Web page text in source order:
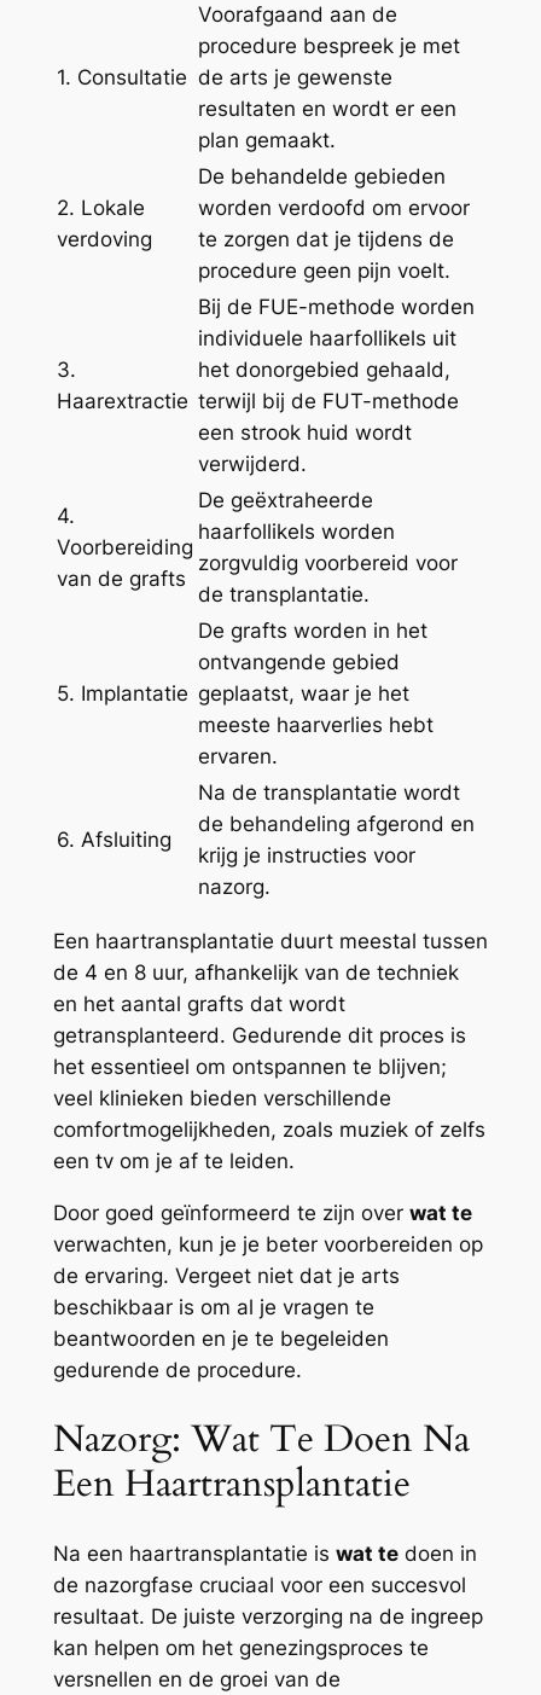
1. Consultatie
Voorafgaand aan de
procedure bespreek je met
de arts je gewenste
resultaten en wordt er een
plan gemaakt.
2. Lokale
verdoving
De behandelde gebieden
worden verdoofd om ervoor
te zorgen dat je tijdens de
procedure geen pijn voelt.
3.
Haarextractie
Bij de FUE-methode worden
individuele haarfollikels uit
het donorgebied gehaald,
terwijl bij de FUT-methode
een strook huid wordt
verwijderd.
4.
Voorbereiding
van de grafts
De geëxtraheerde
haarfollikels worden
zorgvuldig voorbereid voor
de transplantatie.
5. Implantatie
De grafts worden in het
ontvangende gebied
geplaatst, waar je het
meeste haarverlies hebt
ervaren.
6. Afsluiting
Na de transplantatie wordt
de behandeling afgerond en
krijg je instructies voor
nazorg.
Een haartransplantatie duurt meestal tussen
de 4 en 8 uur, afhankelijk van de techniek
en het aantal grafts dat wordt
getransplanteerd. Gedurende dit proces is
het essentieel om ontspannen te blijven;
veel klinieken bieden verschillende
comfortmogelijkheden, zoals muziek of zelfs
een tv om je af te leiden.
Door goed geïnformeerd te zijn over wat te
verwachten, kun je je beter voorbereiden op
de ervaring. Vergeet niet dat je arts
beschikbaar is om al je vragen te
beantwoorden en je te begeleiden
gedurende de procedure.
Nazorg: Wat Te Doen Na
Een Haartransplantatie
Na een haartransplantatie is wat tedoen in
de nazorgfase cruciaal voor een succesvol
resultaat. De juiste verzorging na de ingreep
kan helpen om het genezingsproces te
versnellen en de groei van de